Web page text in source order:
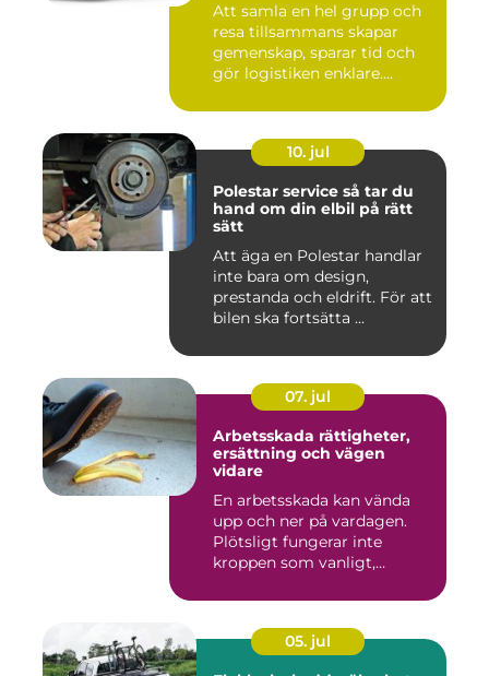
Att samla en hel grupp och
resa tillsammans skapar
gemenskap, sparar tid och
gör logistiken enklare....
10. jul
Polestar service så tar du
hand om din elbil på rätt
sätt
Att äga en Polestar handlar
inte bara om design,
prestanda och eldrift. För att
bilen ska fortsätta ...
07. jul
Arbetsskada rättigheter,
ersättning och vägen
vidare
En arbetsskada kan vända
upp och ner på vardagen.
Plötsligt fungerar inte
kroppen som vanligt,
05. jul